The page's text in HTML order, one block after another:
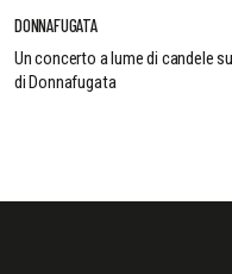
DONNAFUGATA
Un concerto a lume di candele
di Donnafugata